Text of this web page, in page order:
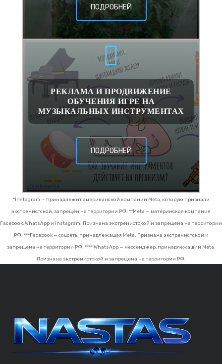
ПОДРОБНЕЙ
РЕКЛАМА И ПРОДВИЖЕНИЕ
ОБУЧЕНИЯ ИГРЕ НА
МУЗЫКАЛЬНЫХ ИНСТРУМЕНТАХ
ПОДРОБНЕЙ
*Instagram — принадлежит американской компании Meta, которую признали
экстремистской, запрещён на территории РФ. **Meta — материнская компания
Facebook, WhatsApp и Instagram. Признана экстремистской и запрещена на территории
РФ. ***Facebook — соцсеть, принадлежащая Meta. Признана экстремистской и
запрещена на территории РФ. **** WhatsApp — мессенджер, принадлежащий Meta.
Признана экстремистской и запрещена на территории РФ.